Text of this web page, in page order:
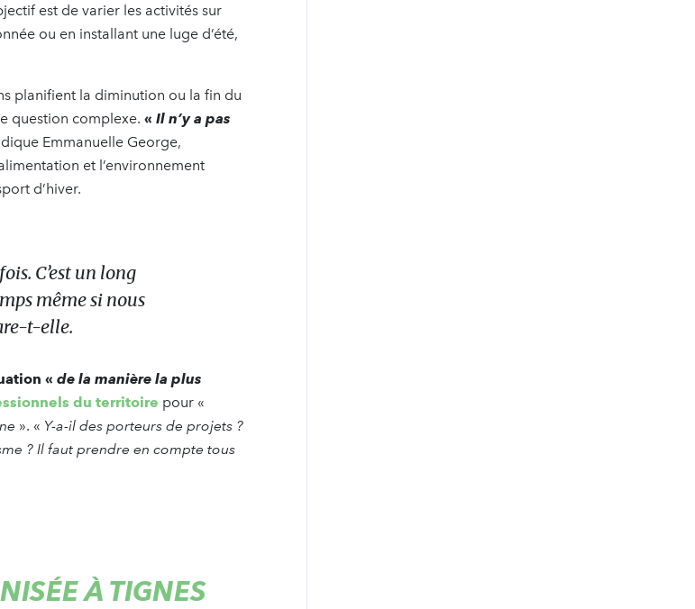
est de varier les activités sur
ou en installant une luge d’été,
planifient la diminution ou la fin du
question complexe. « Il n’y a pas
Emmanuelle George,
et l’environnement
d’hiver.
C’est un long
même si nous
t-elle.
« de la manière la plus
du territoire pour «
». « Y-a-il des porteurs de projets ?
? Il faut prendre en compte tous
À TIGNES